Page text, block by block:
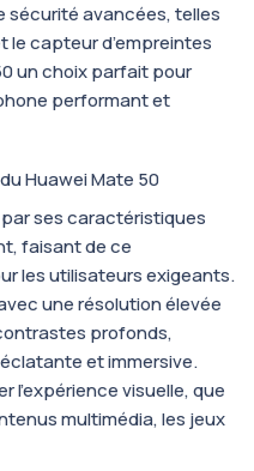
sécurité avancées, telles
le capteur d’empreintes
un choix parfait pour
performant et
Huawei Mate 50
ses caractéristiques
faisant de ce
les utilisateurs exigeants.
une résolution élevée
profonds,
et immersive.
l’expérience visuelle, que
multimédia, les jeux